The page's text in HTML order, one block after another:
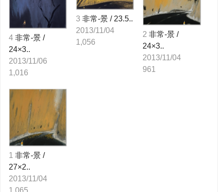
4 非常-景 /
24×3..
2013/11/06
1,016
3 非常-景 / 23.5..
2013/11/04
1,056
2 非常-景 /
24×3..
2013/11/04
961
1 非常-景 /
27×2..
2013/11/04